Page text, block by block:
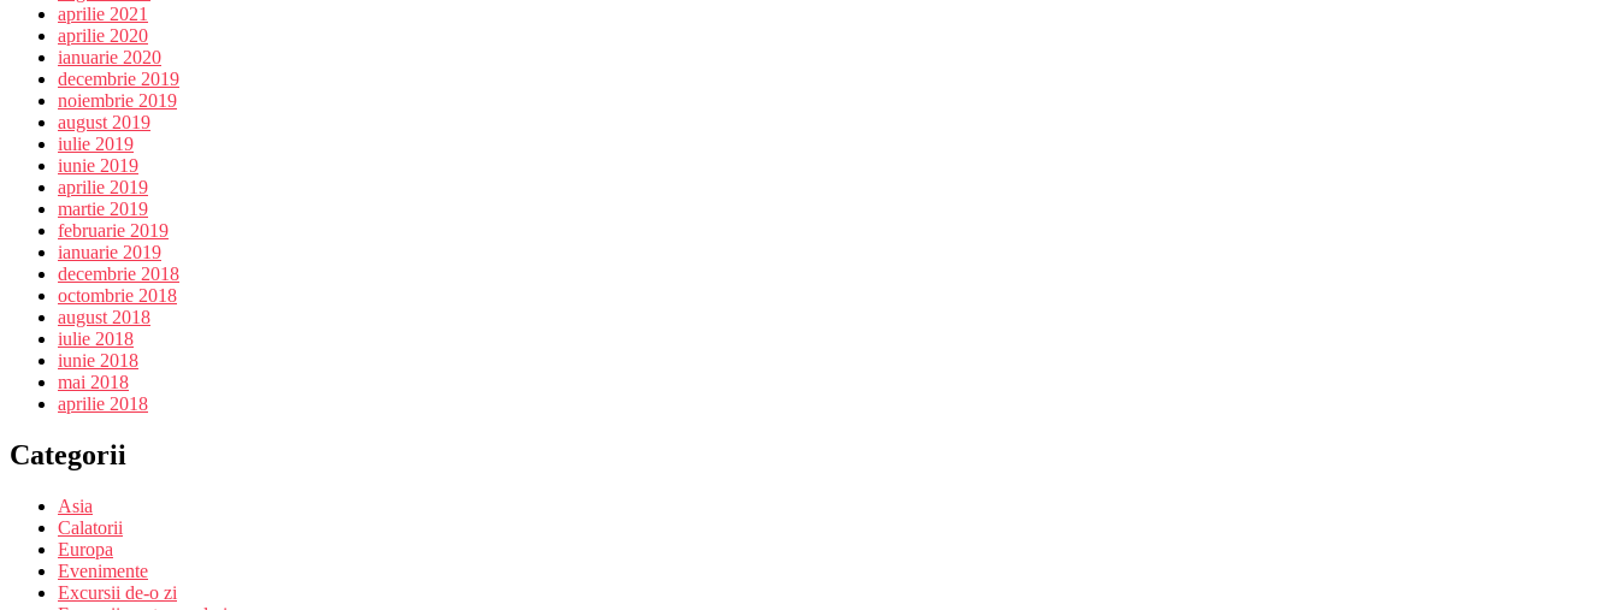
aprilie 2021
aprilie 2020
ianuarie 2020
decembrie 2019
noiembrie 2019
august 2019
iulie 2019
iunie 2019
aprilie 2019
martie 2019
februarie 2019
ianuarie 2019
decembrie 2018
octombrie 2018
august 2018
iulie 2018
iunie 2018
mai 2018
aprilie 2018
Categorii
Asia
Calatorii
Europa
Evenimente
Excursii de-o zi